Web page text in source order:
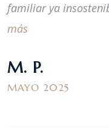
familiar ya
más
M. P.
MAYO 2025